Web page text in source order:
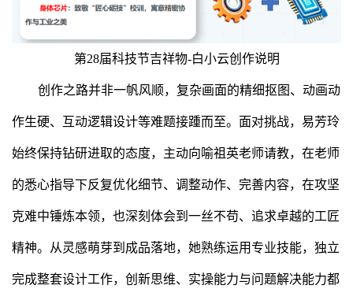
第28届科技节吉祥物-白小云创作说明
创作之路并非一帆风顺，复杂画面的精细抠图、动画动
作生硬、互动逻辑设计等难题接踵而至。面对挑战，易芳玲
始终保持钻研进取的态度，主动向喻祖英老师请教，在老师
的悉心指导下反复优化细节、调整动作、完善内容，在攻坚
克难中锤炼本领，也深刻体会到一丝不苟、追求卓越的工匠
精神。从灵感萌芽到成品落地，她熟练运用专业技能，独立
完成整套设计工作，创新思维、实操能力与问题解决能力都